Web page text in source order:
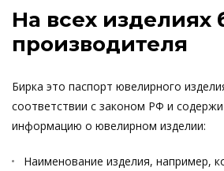
На всех изделиях
производителя
Бирка это паспорт ювелирного
соответствии с законом РФ и
информацию о ювелирном изделии:
Наименование изделия, например,